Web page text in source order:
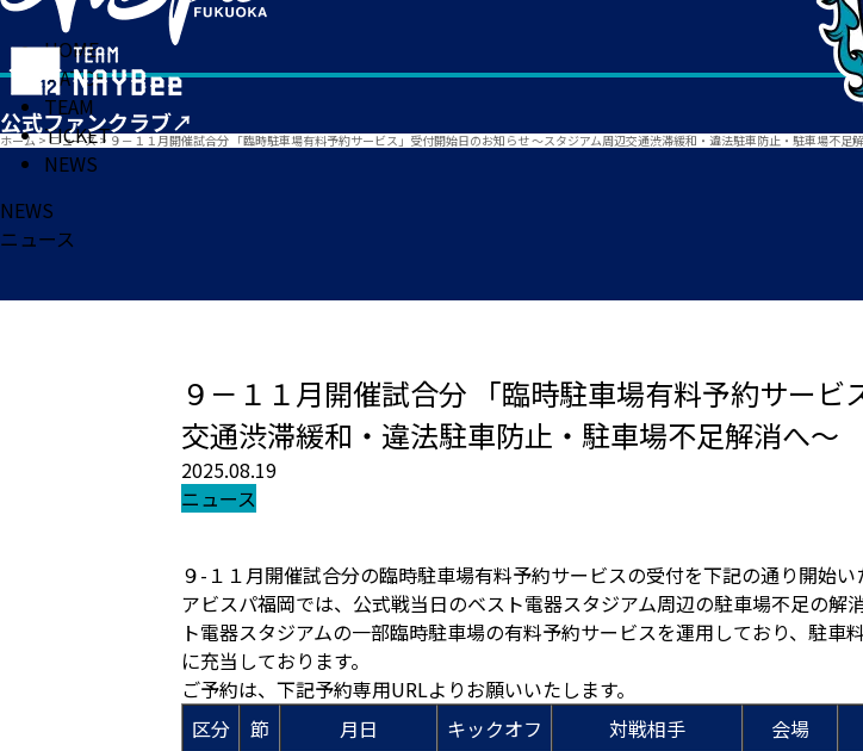
HOME
MATCH
TEAM
TICKET
NEWS
ホーム > ニュース> ９－１１月開催試合分 「臨時駐車場有料予約サービス」受付開始日のお知らせ ～スタジアム周辺交通渋滞緩和・違法駐車防止・駐車場不足
NEWS
ニュース
９－１１月開催試合分 「臨時駐車場有料予約サー
交通渋滞緩和・違法駐車防止・駐車場不足解消へ～
2025.08.19
ニュース
９-１１月開催試合分の臨時駐車場有料予約サービスの受付を下記の通り開始い
アビスパ福岡では、公式戦当日のベスト電器スタジアム周辺の駐車場不足の
ト電器スタジアムの一部臨時駐車場の有料予約サービスを運用しており、駐
に充当しております。
ご予約は、下記予約専用URLよりお願いいたします。
区分
節 月日 キックオフ 対戦相手 会場